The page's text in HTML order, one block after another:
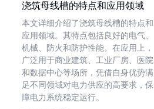
浇筑母线槽的特点和应用领域
本文详细介绍了浇筑母线槽的特点和
应用领域。其特点包括良好的电气、
机械、防火和防护性能。在应用上，
广泛用于商业建筑、工业厂房、医院
和数据中心等场所，凭借自身优势满
足不同领域对电力供应的高要求，保
障电力系统稳定运行。